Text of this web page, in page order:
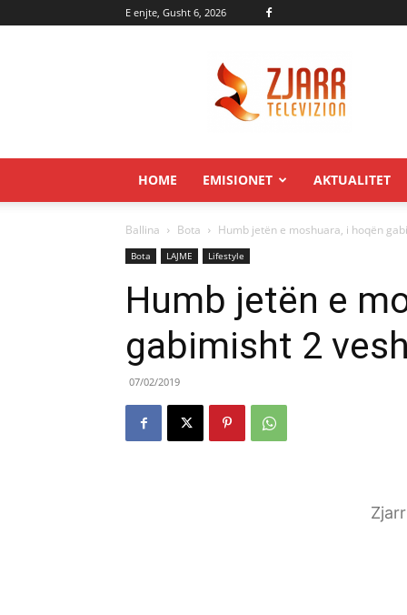
E enjte, Gusht 6, 2026
HOME EMISIONET AKTUALITET
Ballina Bota Humb jetën e moshuara, i hoqën
Bota LAJME Lifestyle
Humb jetën e
gabimisht 2
07/02/2019